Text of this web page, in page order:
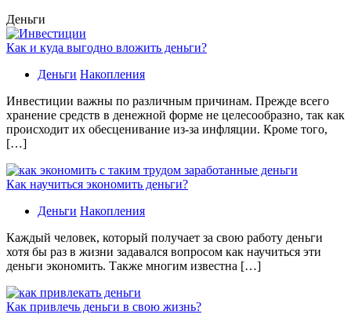
Деньги
Как и куда выгодно вложить деньги?
Деньги Накопления
Инвестиции важны по различным причинам. Прежде всего
хранение средств в денежной форме не целесообразно, так как
происходит их обесценивание из-за инфляции. Кроме того,
[…]
Как научиться экономить деньги?
Деньги Накопления
Каждый человек, который получает за свою работу деньги
хотя бы раз в жизни задавался вопросом как научиться эти
деньги экономить. Также многим известна […]
Как привлечь деньги в свою жизнь?